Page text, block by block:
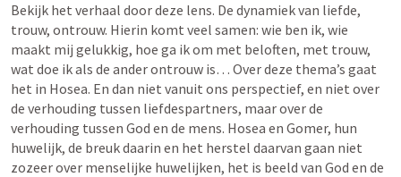
Bekijk het verhaal door deze lens. De dynamiek van liefde,
trouw, ontrouw. Hierin komt veel samen: wie ben ik, wie
maakt mij gelukkig, hoe ga ik om met beloften, met trouw,
wat doe ik als de ander ontrouw is… Over deze thema’s gaat
het in Hosea. En dan niet vanuit ons perspectief, en niet over
de verhouding tussen liefdespartners, maar over de
verhouding tussen God en de mens. Hosea en Gomer, hun
huwelijk, de breuk daarin en het herstel daarvan gaan niet
zozeer over menselijke huwelijken, het is beeld van God en de